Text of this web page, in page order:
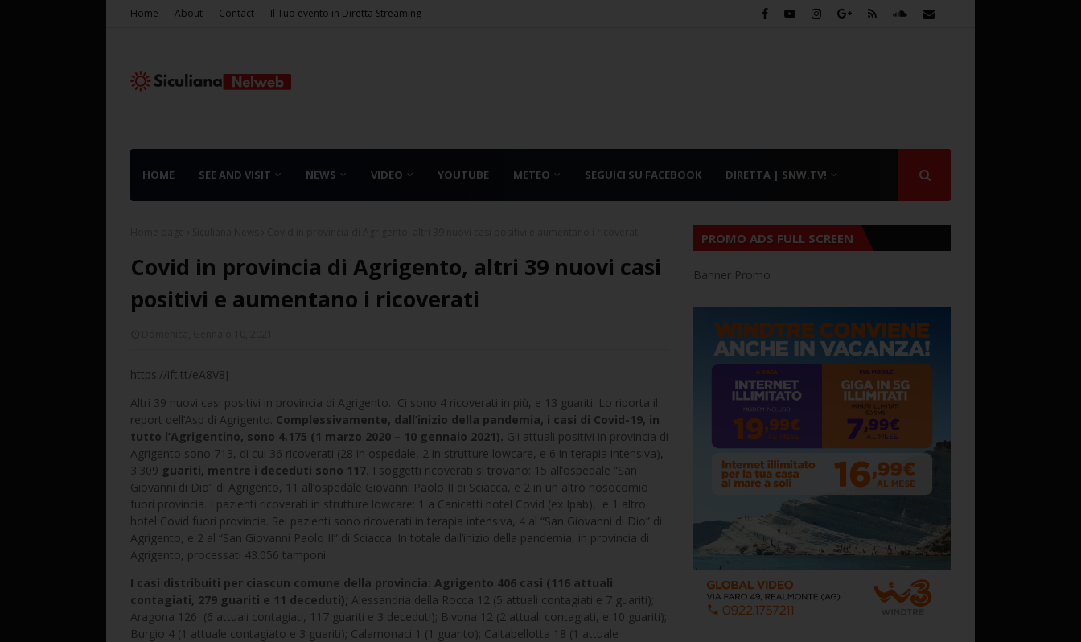
Home About Contact Il Tuo evento in Diretta Streaming
HOME SEE AND VISIT NEWS VIDEO YOUTUBE METEO SEGUICI SU FACEBOOK DIRETTA | SNW.TV!
Covid in provincia di Agrigento, altri 39 nuovi casi
positivi e aumentano i ricoverati
https://ift.tt/eA8V8J
Altri 39 nuovi casi positivi in provincia di Agrigento. Ci sono 4 ricoverati in più, e 13 guariti. Lo riporta il
report dell’Asp di Agrigento. Complessivamente, dall’inizio della pandemia, i casi di Covid-19, in
tutto l’Agrigentino, sono 4.175 (1 marzo 2020 – 10 gennaio 2021). Gli attuali positivi in provincia di
Agrigento sono 713, di cui 36 ricoverati (28 in ospedale, 2 in strutture lowcare, e 6 in terapia intensiva),
3.309 guariti, mentre i deceduti sono 117. I soggetti ricoverati si trovano: 15 all’ospedale “San
Giovanni di Dio” di Agrigento, 11 all’ospedale Giovanni Paolo II di Sciacca, e 2 in un altro nosocomio
fuori provincia. I pazienti ricoverati in strutture lowcare: 1 a Canicattì hotel Covid (ex Ipab), e 1 altro
hotel Covid fuori provincia. Sei pazienti sono ricoverati in terapia intensiva, 4 al “San Giovanni di Dio” di
Agrigento, e 2 al “San Giovanni Paolo II” di Sciacca. In totale dall’inizio della pandemia, in provincia di
Agrigento, processati 43.056 tamponi.
I casi distribuiti per ciascun comune della provincia: Agrigento 406 casi (116 attuali
contagiati, 279 guariti e 11 deceduti); Alessandria della Rocca 12 (5 attuali contagiati e 7 guariti);
Aragona 126 (6 attuali contagiati, 117 guariti e 3 deceduti); Bivona 12 (2 attuali contagiati, e 10 guariti);
Burgio 4 (1 attuale contagiato e 3 guariti); Calamonaci 1 (1 guarito); Caltabellotta 18 (1 attuale
PROMO ADS FULL SCREEN
Banner Promo